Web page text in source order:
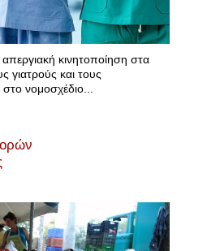
κινητοποίηση στα
γιατρούς και τους
νομοσχέδιο...